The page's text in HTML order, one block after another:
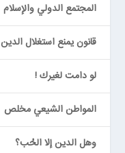
المجتمع الدولي والإسلام
قانون يمنع استغلال الدين
لو دامت لغيرك !
المواطن الشيعي مخلص
وهل الدين إلا الحُب؟